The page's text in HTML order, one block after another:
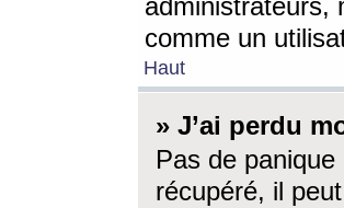
administrateurs,
comme un
Haut
» J’ai perdu
Pas de
récupéré, il